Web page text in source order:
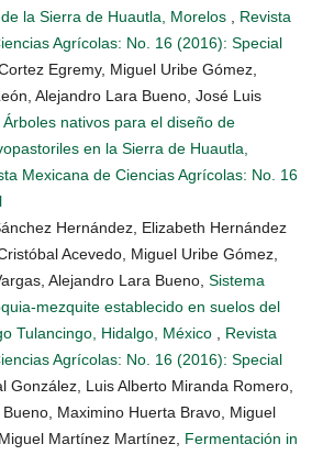
la Sierra de Huautla, Morelos
Revista
Agrícolas: No. 16 (2016): Special
Egremy, Miguel Uribe Gómez,
Alejandro Lara Bueno, José Luis
Árboles nativos para el diseño de
en la Sierra de Huautla,
Mexicana de Ciencias Agrícolas: No. 16
Hernández, Elizabeth Hernández
Acevedo, Miguel Uribe Gómez,
Alejandro Lara Bueno, Sistema
mezquite establecido en suelos del
Tulancingo, Hidalgo, México
Revista
Agrícolas: No. 16 (2016): Special
González, Luis Alberto Miranda Romero,
Maximino Huerta Bravo, Miguel
Martínez Martínez, Fermentación in